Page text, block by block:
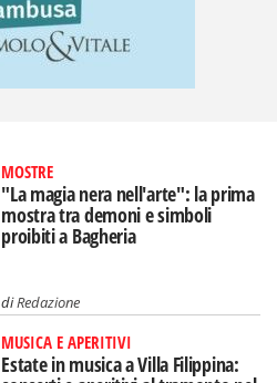
MOSTRE
"La magia nera nell'arte": la prima
mostra tra demoni e simboli
proibiti a Bagheria
diRedazione
MUSICA E APERITIVI
Estate in musica a Villa Filippina: